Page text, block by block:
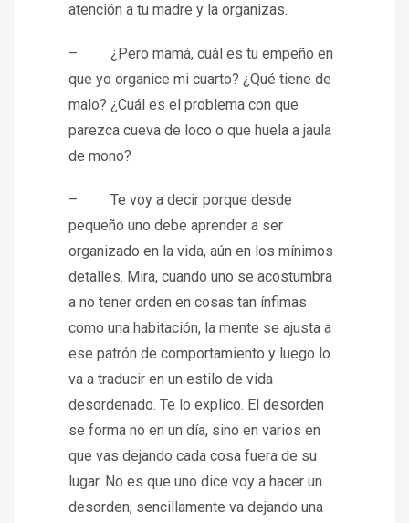
atención a tu madre y la organizas.
– ¿Pero mamá, cuál es tu empeño en
que yo organice mi cuarto? ¿Qué tiene de
malo? ¿Cuál es el problema con que
parezca cueva de loco o que huela a jaula
de mono?
– Te voy a decir porque desde
pequeño uno debe aprender a ser
organizado en la vida, aún en los mínimos
detalles. Mira, cuando uno se acostumbra
a no tener orden en cosas tan ínfimas
como una habitación, la mente se ajusta a
ese patrón de comportamiento y luego lo
va a traducir en un estilo de vida
desordenado. Te lo explico. El desorden
se forma no en un día, sino en varios en
que vas dejando cada cosa fuera de su
lugar. No es que uno dice voy a hacer un
desorden, sencillamente va dejando una